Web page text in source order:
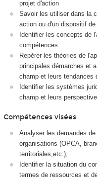
projet d'action
Savoir les utiliser dans la
action ou d'un dispositif
Identifier les concepts de
compétences
Repérer les théories de
principales démarches et
champ et leurs tendances
Identifier les systèmes
champ et leurs
Compétences visées
Analyser les demandes
organisations (OPCA,
territoriales,etc.);
Identifier la situation du
termes de ressources et